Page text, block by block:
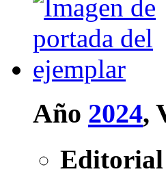
Año 2024,
Editorial